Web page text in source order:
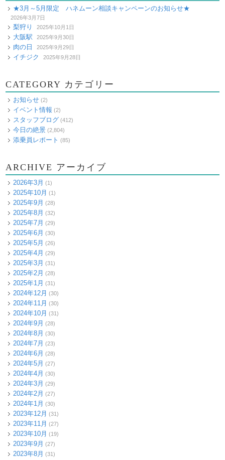
★3月～5月限定 ハネムーン相談キャンペーンのお知らせ★
2026年3月7日
梨狩り 2025年10月1日
大阪駅 2025年9月30日
肉の日 2025年9月29日
イチジク 2025年9月28日
CATEGORY カテゴリー
お知らせ (2)
イベント情報 (2)
スタッフブログ (412)
今日の絶景 (2,804)
添乗員レポート (85)
ARCHIVE アーカイブ
2026年3月 (1)
2025年10月 (1)
2025年9月 (28)
2025年8月 (32)
2025年7月 (29)
2025年6月 (30)
2025年5月 (26)
2025年4月 (29)
2025年3月 (31)
2025年2月 (28)
2025年1月 (31)
2024年12月 (30)
2024年11月 (30)
2024年10月 (31)
2024年9月 (28)
2024年8月 (30)
2024年7月 (23)
2024年6月 (28)
2024年5月 (27)
2024年4月 (30)
2024年3月 (29)
2024年2月 (27)
2024年1月 (30)
2023年12月 (31)
2023年11月 (27)
2023年10月 (19)
2023年9月 (27)
2023年8月 (31)